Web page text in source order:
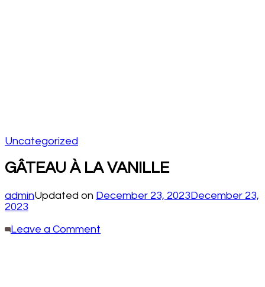
Uncategorized
GÂTEAU À LA VANILLE
adminUpdated on December 23, 2023December 23,
2023
Leave a Comment